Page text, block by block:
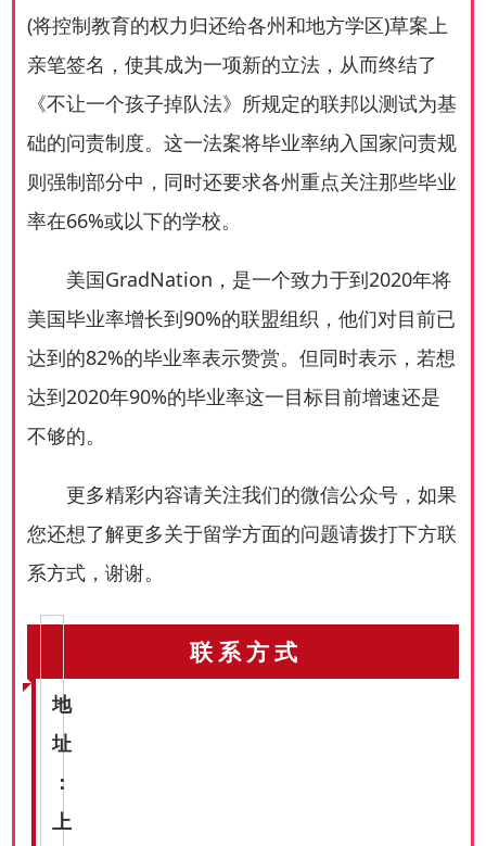
(将控制教育的权力归还给各州和地方学区)草案上
亲笔签名，使其成为一项新的立法，从而终结了
《不让一个孩子掉队法》所规定的联邦以测试为基
础的问责制度。这一法案将毕业率纳入国家问责规
则强制部分中，同时还要求各州重点关注那些毕业
率在66%或以下的学校。
美国GradNation，是一个致力于到2020年将
美国毕业率增长到90%的联盟组织，他们对目前已
达到的82%的毕业率表示赞赏。但同时表示，若想
达到2020年90%的毕业率这一目标目前增速还是
不够的。
更多精彩内容请关注我们的微信公众号，如果
您还想了解更多关于留学方面的问题请拨打下方联
系方式，谢谢。
联 系 方 式
地
址
：
上